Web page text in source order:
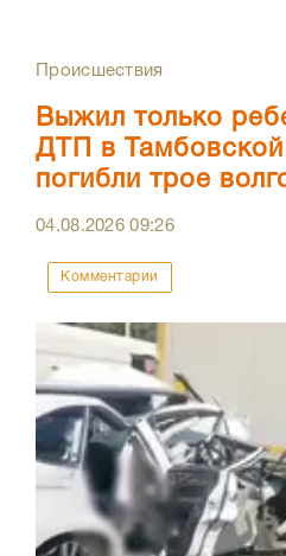
Происшествия
Выжил только
ДТП в Тамбовской
погибли трое
04.08.202609:26
Комментарии